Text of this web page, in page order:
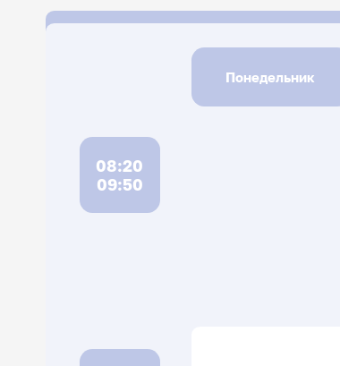
Понедельник
08:20
09:50